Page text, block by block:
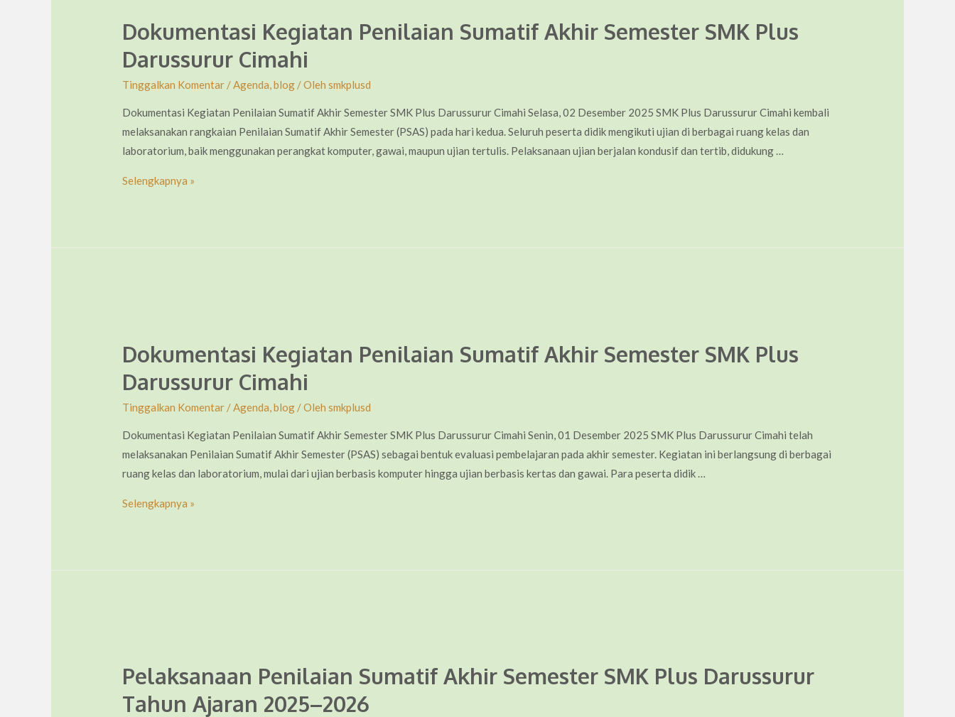
Dokumentasi Kegiatan Penilaian Sumatif Akhir Semester SMK Plus
Darussurur Cimahi
Tinggalkan Komentar /Agenda,blog / Olehsmkplusd
Dokumentasi Kegiatan Penilaian Sumatif Akhir Semester SMK Plus Darussurur Cimahi Selasa, 02 Desember 2025 SMK Plus Darussurur Cimahi kembali
melaksanakan rangkaian Penilaian Sumatif Akhir Semester (PSAS) pada hari kedua. Seluruh peserta didik mengikuti ujian di berbagai ruang kelas dan
laboratorium, baik menggunakan perangkat komputer, gawai, maupun ujian tertulis. Pelaksanaan ujian berjalan kondusif dan tertib, didukung …
Dokumentasi
Cimahi
Selengkapnya »
Dokumentasi Kegiatan Penilaian Sumatif Akhir Semester SMK Plus
Darussurur Cimahi
Tinggalkan Komentar /Agenda,blog / Olehsmkplusd
Dokumentasi Kegiatan Penilaian Sumatif Akhir Semester SMK Plus Darussurur Cimahi Senin, 01 Desember 2025 SMK Plus Darussurur Cimahi telah
melaksanakan Penilaian Sumatif Akhir Semester (PSAS) sebagai bentuk evaluasi pembelajaran pada akhir semester. Kegiatan ini berlangsung di berbagai
ruang kelas dan laboratorium, mulai dari ujian berbasis komputer hingga ujian berbasis kertas dan gawai. Para peserta didik …
Dokumentasi
Cimahi
Selengkapnya »
Pelaksanaan Penilaian Sumatif Akhir Semester SMK Plus Darussurur
Tahun Ajaran 2025–2026